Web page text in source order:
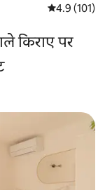
औसत रेटिंग 5 में
4.9 (101)
किराए पर